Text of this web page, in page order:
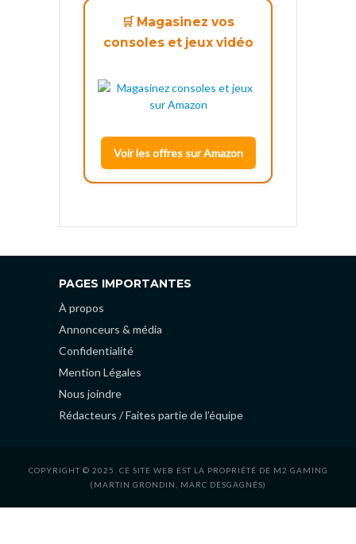
🛒 Magasinez vos
consoles et jeux vidéo
Voir les offres sur Amazon
PAGES IMPORTANTES
À propos
Annonceurs & média
Confidentialité
Mention Légales
Nous joindre
Rédacteurs / Faites partie de l’équipe
COPYRIGHT © 2025. CE SITE WEB EST LA PROPRIÉTÉ DE M2 GAMING
(MARTIN GRONDIN, MARC DESGAGNÉS)